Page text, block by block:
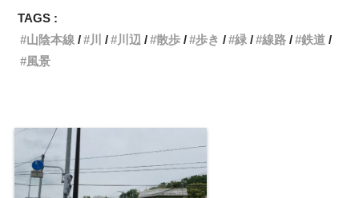
TAGS :
山陰本線
川 川辺 散歩 歩き 緑 線路
鉄道
風景